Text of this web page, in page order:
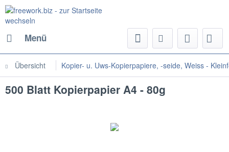
Menü
Übersicht Kopier- u. Uws-Kopierpapiere, -seide, Weiss -
500 Blatt Kopierpapier A4 - 80g